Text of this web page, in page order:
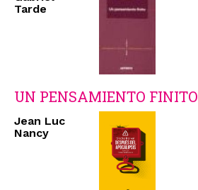
Tarde
UN PENSAMIENTO FINITO
Jean Luc
Nancy